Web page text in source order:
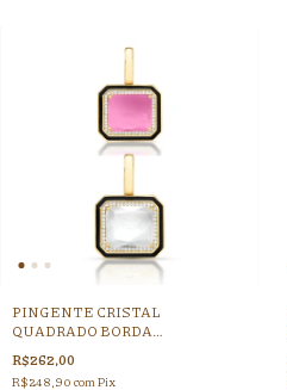
PINGENTE CRISTAL
QUADRADO BORDA
ESMALTADA FIO ZIRCONIA
R$262,00
R$248,90 com Pix